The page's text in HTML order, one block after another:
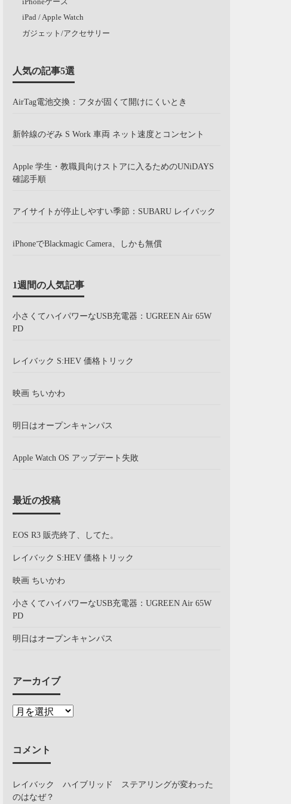
iPad / Apple Watch
ガジェット/アクセサリー
人気の記事5選
AirTag電池交換：フタが固くて開けにくいとき
新幹線のぞみ S Work 車両 ネット速度とコンセント
Apple 学生・教職員向けストアに入るためのUNiDAYS
確認手順
アイサイトが停止しやすい季節：SUBARU レイバック
iPhoneでBlackmagic Camera、しかも無償
1週間の人気記事
小さくてハイパワーなUSB充電器：UGREEN Air 65W
PD
レイバック S:HEV 価格トリック
映画 ちいかわ
明日はオープンキャンパス
Apple Watch OS アップデート失敗
最近の投稿
EOS R3 販売終了、してた。
レイバック S:HEV 価格トリック
映画 ちいかわ
小さくてハイパワーなUSB充電器：UGREEN Air 65W
PD
明日はオープンキャンパス
アーカイブ
コメント
レイバック ハイブリッド ステアリングが変わった
のはなぜ？